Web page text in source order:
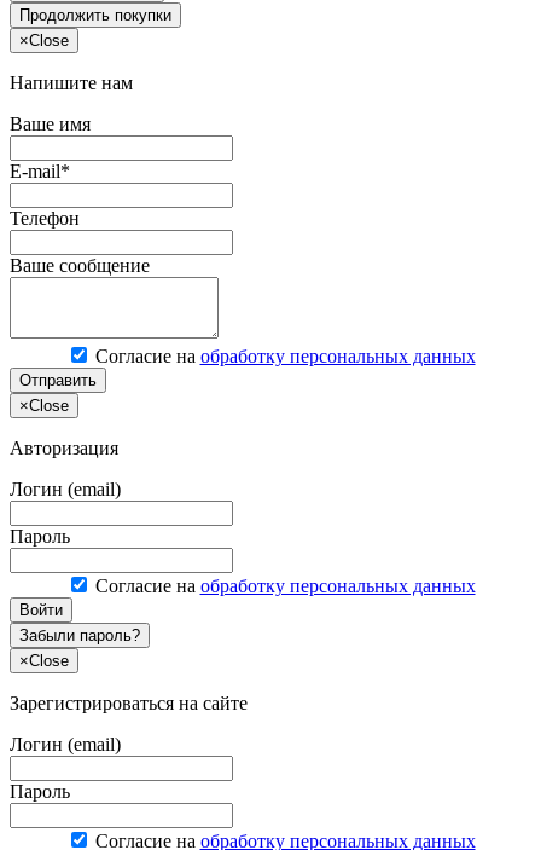
Продолжить покупки
×Close
Напишите нам
Ваше имя
E-mail*
Телефон
Ваше сообщение
Согласие на обработку персональных данных
Отправить
×Close
Авторизация
Логин (email)
Пароль
Согласие на обработку персональных данных
Войти
Забыли пароль?
×Close
Зарегистрироваться на сайте
Логин (email)
Пароль
Согласие на обработку персональных данных